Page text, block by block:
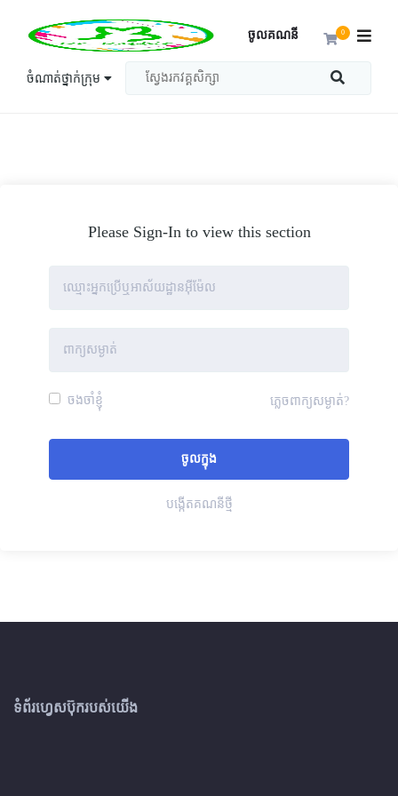
ចំណាត់ថ្នាក់ក្រុម
0
ចូលគណនី
Please Sign-In to view this section
ចងចាំខ្ញុំ ភ្លេចពាក្យសម្ងាត់?
បង្កើតគណនីថ្មី
ទំព័រហ្វេសប៊ុករបស់យើង